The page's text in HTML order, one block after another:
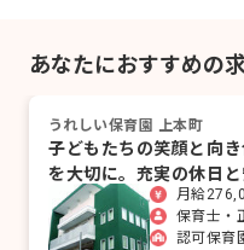
あなたにおすすめの
うれしい保育園 上本町
子どもたちの笑顔と向
を大切に。充実の休日と
魅力♪
月給
保育士・
認可保育